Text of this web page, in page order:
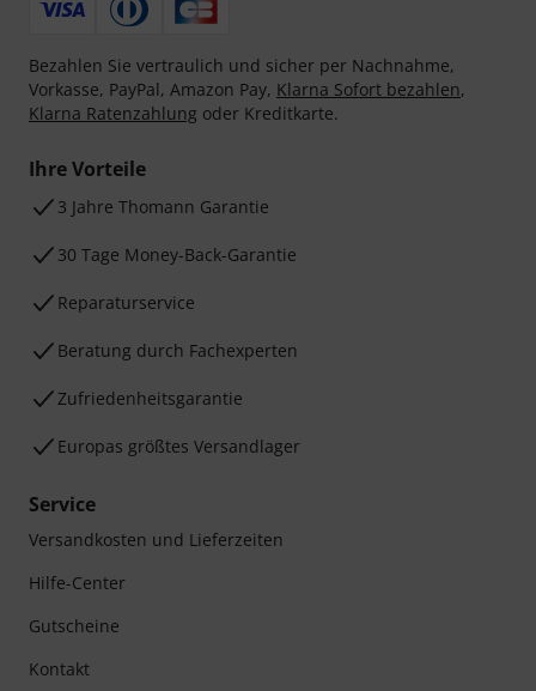
Bezahlen Sie vertraulich und sicher per Nachnahme,
Vorkasse, PayPal, Amazon Pay, Klarna Sofort bezahlen,
Klarna Ratenzahlung oder Kreditkarte.
Ihre Vorteile
3 Jahre Thomann Garantie
30 Tage Money-Back-Garantie
Reparaturservice
Beratung durch Fachexperten
Zufriedenheitsgarantie
Europas größtes Versandlager
Service
Versandkosten und Lieferzeiten
Hilfe-Center
Gutscheine
Kontakt